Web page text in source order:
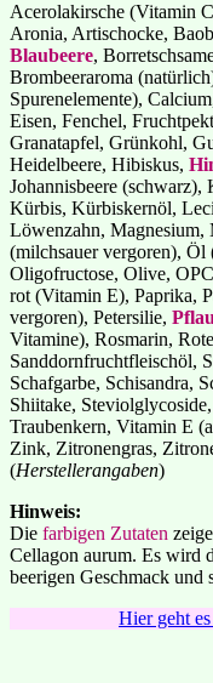
Acerolakirsche (Vitamin
Aronia, Artischocke,
Blaubeere,
Brombeeraroma
Spurenelemente),
Eisen, Fenchel,
Granatapfel, Grünkohl,
Heidelbeere, Hibiskus,
Johannisbeere (schwarz),
Kürbis, Kürbiskernöl,
Löwenzahn, Magnesium,
(milchsauer vergoren),
Oligofructose, Olive,
rot (Vitamin E), Paprika,
vergoren), Petersilie,
Vitamine), Rosmarin,
Sanddornfruchtfleischöl,
Schafgarbe, Schisandra,
Shiitake,
Traubenkern, Vitamin E
Zink, Zitronengras,
(Herstellerangaben)
Hinweis:
Die farbigen Zutaten
Cellagon aurum. Es wird
beerigen Geschmack und
Hier geht